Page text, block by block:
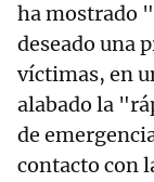
ha mostrado
deseado una
víctimas, en
alabado la
de
contacto con